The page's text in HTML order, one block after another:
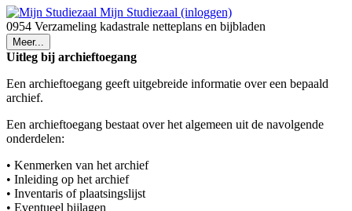
Mijn Studiezaal (inloggen)
0954 Verzameling kadastrale netteplans en bijbladen
Meer...
Uitleg bij archieftoegang
Een archieftoegang geeft uitgebreide informatie over een bepaald
archief.
Een archieftoegang bestaat over het algemeen uit de navolgende
onderdelen:
• Kenmerken van het archief
• Inleiding op het archief
• Inventaris of plaatsingslijst
• Eventueel bijlagen